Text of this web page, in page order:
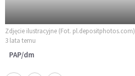
Zdjęcie ilustracyjne (Fot. pl.depositphotos.com)
3 lata temu
PAP/dm